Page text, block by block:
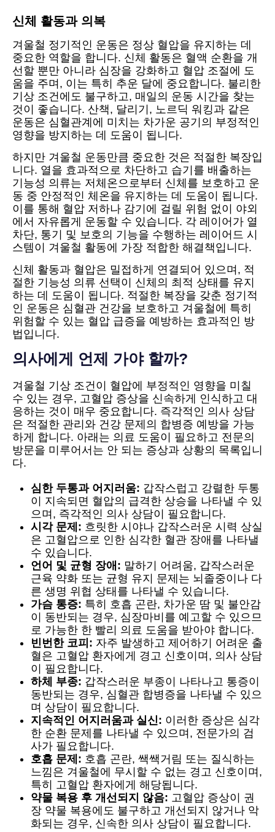
신체 활동과 의복
겨울철 정기적인 운동은 정상 혈압을 유지하는 데
중요한 역할을 합니다. 신체 활동은 혈액 순환을 개
선할 뿐만 아니라 심장을 강화하고 혈압 조절에 도
움을 주며, 이는 특히 추운 달에 중요합니다. 불리한
기상 조건에도 불구하고, 매일의 운동 시간을 찾는
것이 좋습니다. 산책, 달리기, 노르딕 워킹과 같은
운동은 심혈관계에 미치는 차가운 공기의 부정적인
영향을 방지하는 데 도움이 됩니다.
하지만 겨울철 운동만큼 중요한 것은 적절한 복장입
니다. 열을 효과적으로 차단하고 습기를 배출하는
기능성 의류는 저체온으로부터 신체를 보호하고 운
동 중 안정적인 체온을 유지하는 데 도움이 됩니다.
이를 통해 혈압 저하나 감기에 걸릴 위험 없이 야외
에서 자유롭게 운동할 수 있습니다. 각 레이어가 열
차단, 통기 및 보호의 기능을 수행하는 레이어드 시
스템이 겨울철 활동에 가장 적합한 해결책입니다.
신체 활동과 혈압은 밀접하게 연결되어 있으며, 적
절한 기능성 의류 선택이 신체의 최적 상태를 유지
하는 데 도움이 됩니다. 적절한 복장을 갖춘 정기적
인 운동은 심혈관 건강을 보호하고 겨울철에 특히
위험할 수 있는 혈압 급증을 예방하는 효과적인 방
법입니다.
의사에게 언제 가야 할까?
겨울철 기상 조건이 혈압에 부정적인 영향을 미칠
수 있는 경우, 고혈압 증상을 신속하게 인식하고 대
응하는 것이 매우 중요합니다. 즉각적인 의사 상담
은 적절한 관리와 건강 문제의 합병증 예방을 가능
하게 합니다. 아래는 의료 도움이 필요하고 전문의
방문을 미루어서는 안 되는 증상과 상황의 목록입니
다.
심한 두통과 어지러움: 갑작스럽고 강렬한 두통
이 지속되면 혈압의 급격한 상승을 나타낼 수 있
으며, 즉각적인 의사 상담이 필요합니다.
시각 문제: 흐릿한 시야나 갑작스러운 시력 상실
은 고혈압으로 인한 심각한 혈관 장애를 나타낼
수 있습니다.
언어 및 균형 장애: 말하기 어려움, 갑작스러운
근육 약화 또는 균형 유지 문제는 뇌졸중이나 다
른 생명 위협 상태를 나타낼 수 있습니다.
가슴 통증: 특히 호흡 곤란, 차가운 땀 및 불안감
이 동반되는 경우, 심장마비를 예고할 수 있으므
로 가능한 한 빨리 의료 도움을 받아야 합니다.
빈번한 코피: 자주 발생하고 제어하기 어려운 출
혈은 고혈압 환자에게 경고 신호이며, 의사 상담
이 필요합니다.
하체 부종: 갑작스러운 부종이 나타나고 통증이
동반되는 경우, 심혈관 합병증을 나타낼 수 있으
며 상담이 필요합니다.
지속적인 어지러움과 실신: 이러한 증상은 심각
한 순환 문제를 나타낼 수 있으며, 전문가의 검
사가 필요합니다.
호흡 문제: 호흡 곤란, 쌕쌕거림 또는 질식하는
느낌은 겨울철에 무시할 수 없는 경고 신호이며,
특히 고혈압 환자에게 해당됩니다.
약물 복용 후 개선되지 않음: 고혈압 증상이 권
장 약물 복용에도 불구하고 개선되지 않거나 악
화되는 경우, 신속한 의사 상담이 필요합니다.